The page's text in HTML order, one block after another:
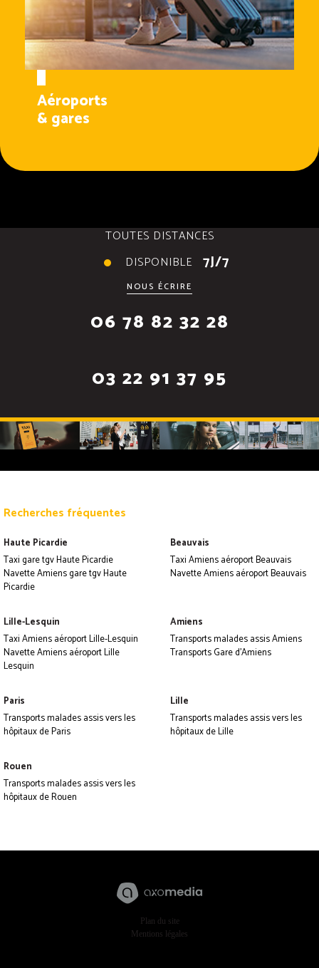
Aéroports
& gares
TOUTES DISTANCES
DISPONIBLE 7J/7
NOUS ÉCRIRE
06 78 82 32 28
03 22 91 37 95
Recherches fréquentes
Haute Picardie
Taxi gare tgv Haute Picardie
Navette Amiens gare tgv Haute
Picardie
Beauvais
Taxi Amiens aéroport Beauvais
Navette Amiens aéroport Beauvais
Lille-Lesquin
Taxi Amiens aéroport Lille-Lesquin
Navette Amiens aéroport Lille
Lesquin
Amiens
Transports malades assis Amiens
Transports Gare d'Amiens
Paris
Transports malades assis vers les
hôpitaux de Paris
Lille
Transports malades assis vers les
hôpitaux de Lille
Rouen
Transports malades assis vers les
hôpitaux de Rouen
Plan du site
Mentions légales